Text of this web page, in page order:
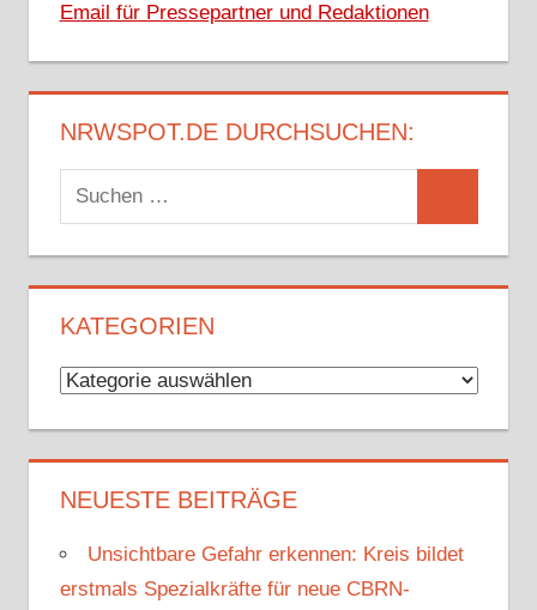
Email für Pressepartner und Redaktionen
NRWSPOT.DE DURCHSUCHEN:
Suchen
nach:
KATEGORIEN
Kategorien
NEUESTE BEITRÄGE
Unsichtbare Gefahr erkennen: Kreis bildet
erstmals Spezialkräfte für neue CBRN-